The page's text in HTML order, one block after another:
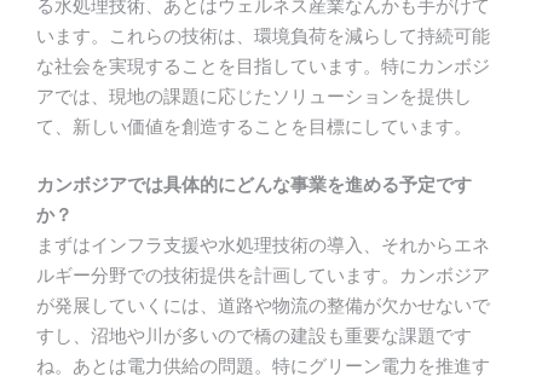
る水処理技術、あとはウェルネス産業なんかも手がけて
います。これらの技術は、環境負荷を減らして持続可能
な社会を実現することを目指しています。特にカンボジ
アでは、現地の課題に応じたソリューションを提供し
て、新しい価値を創造することを目標にしています。
カンボジアでは具体的にどんな事業を進める予定です
か？
まずはインフラ支援や水処理技術の導入、それからエネ
ルギー分野での技術提供を計画しています。カンボジア
が発展していくには、道路や物流の整備が欠かせないで
すし、沼地や川が多いので橋の建設も重要な課題です
ね。あとは電力供給の問題。特にグリーン電力を推進す